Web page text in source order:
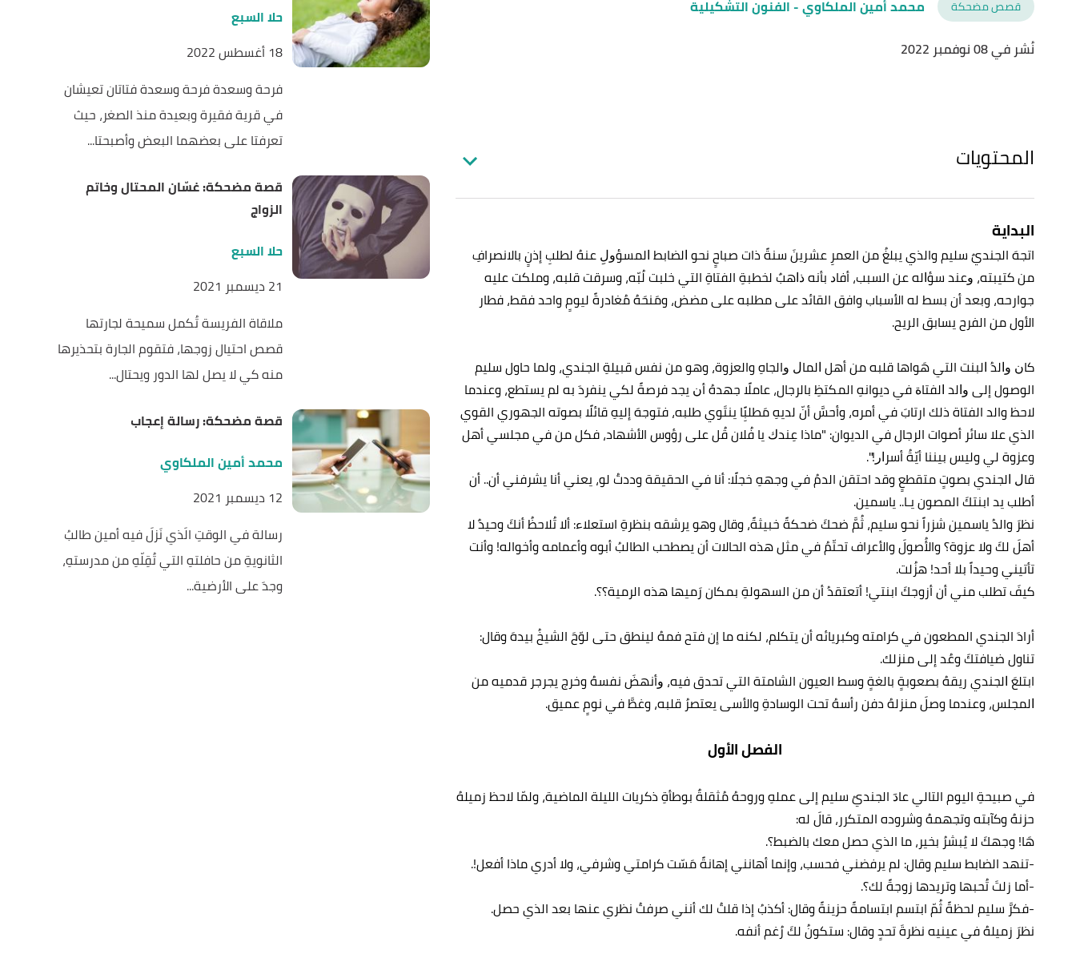
قصص مضحكة محمد أمين الملكاوي- الفنون التشكيلية
نُشر في 08 نوفمبر 2022
المحتويات
البداية
اتجهَ الجنديٌ سليم والذي يبلغُ من العمرِ عشرينَ ﺳﻨﺔً ذات صباحٍ نحو ﺍلضابط ﺍﻟﻤﺴﺆﻭﻝِ عنهُ لطلبِ إذنٍ بالانصرافِ
من كتيبته، ﻭﻋﻨﺪ ﺳﺆﺍﻟﻪ ﻋﻦ السبب، أﻓﺎﺩ بأﻧﻪ ﺫﺍﻫﺐٌ لخطبةِ الفتاةِ التي خلبت لُبّه، وسرقت قلبه، وملكت عليه
جوارحه، وبعد أن بسط له الأسباب وافق القائد على مطلبه على مضض، ومَنحَهُ مُغادرةً ليومٍ واحد فقط، فطار
الأول من الفرح يسابق الريح.
ﻛﺎﻥ ﻭﺍﻟﺪُ ﺍﻟﺒﻨﺖ التي هَواها قلبه ﻣﻦ أﻫﻞ ﺍﻟﻤﺎﻝ ﻭالجاهِ والعزوة، وهو ﻣﻦ نفس قبيلةِ الجندي، ولما حاول سليم
الوصول إﻟﻰ ﻭﺍﻟﺪ ﺍﻟﻔﺘﺎﺓ في ديوانهِ المكتظِ بالرجال، عاملًا جهدهُ أﻥ ﻳﺠﺪ ﻓﺮﺻﺔً لكي ينفردَ به لم يستطع، وعندما
لاحظ والد الفتاة ذلك ارتابَ في أمره، وأحسَّ أنّ لديهِ مَطلبًِا ينتَوي طلبه، فتوجهَ إليهِ قائلًا بصوته الجهوري القوي
الذي علا سائر أصوات الرجال في الديوان: "ماذا ﻋِﻨﺪﻙ يا فُلان قُل على رؤوس الأشهاد، فكل من في مجلسي أهل
وعزوة لي وليس بيننا أيّةُ أﺳﺮﺍﺭ!".
ﻗﺎﻝ ﺍلجندي بصوتٍ متقطعٍ وقد احتقن الدمُ في وجههِ خجلًا: أنا في الحقيقة وددتُ لو، يعني أنا يشرفني أن.. أن
أطلب ﻳﺪ اﺑﻨﺘﻚَ المصون يـا.. ياسمين.
نظرَ والدُ ياسمين شزراً نحو سليم، ثُمَّ ضحكَ ضحكةً خبيثةً، وقال وهو يرشقه بنظرةِ استعلاء: ألا تُلاحظُ أنكَ وحيدٌ لا
أهلَ لكَ ولا عزوة؟ والأُصولَ والأعراف تحتّمُ في مثل هذه الحالات أن يصطحب الطالبُ أبوه وأعمامه وأخواله! وأنت
تأتيني وحيداً بلا أحد! هزُلت.
كيفَ تطلب مني أن أزوجكَ ابنتي! أتعتقدُ أن من السهولةِ بمكان رَميها هذه الرمية؟؟.
أرادَ الجندي المطعون في كرامته وكبريائه أن يتكلم، لكنه ما إن فتح فمهُ لينطق حتى لوّحَ الشيخُ بيدهَ وقال:
تناول ضيافتكَ وعُد إلى منزلك.
ابتلعَ ﺍلجندي ريقهُ بصعوبةٍ بالغةٍ وسط العيون الشامتة التي تحدق فيه، ﻭأنهضَ نفسهُ وخرج يجرجر قدميه من
ﺍلمجلس، وعندما وصلَ منزلهُ دفن رأسهُ تحت الوسادةِ والأسى يعتصرُ قلبه، وغطَّ في نومٍ عميق.
الفصل الأول
في صبيحةِ اليوم التالي ﻋﺎﺩَ الجنديُ سليم إﻟﻰ ﻋﻤﻠﻪِ وروحهُ مُثقلةٌ بوطأةِ ذكريات الليلة الماضية، ولمّا ﻻ‌ﺣﻆ زميلهُ
حزنهُ وكآبته وتجهمهُ وشروده المتكرر، قالَ له:
هَا! وجهكَ لا يُبشرُ بخير، ما الذي حصل معك بالضبط؟.
-تنهد الضابط سليم وقال: لم يرفضني فحسب، وإنما أهانني إهانةً مَسّت كرامتي وشرفي، ولا أدري ماذا أفعل!.
-أما زلتَ تُحبها وتريدها زوجةً لك؟.
-فكرَّ سليم لحظةً ثُمّ ابتسم ابتسامةً حزينةً وقال: أكذبُ إذا قلتُ لك أنني صرفتُ نظري عنها بعد الذي حصل.
نظرَ زميلهُ في عينيه نظرةَ تحدٍ وقال: ستكونُ لكَ رُغم أنفه.
حلا السبع
18 أغسطس 2022
فرحة وسعدة فرحة وسعدة فتاتان تعيشان
في قرية فقيرة وبعيدة منذ الصغر، حيث
تعرفتا على بعضهما البعض وأصبحتا...
قصة مضحكة: غسّان المحتال وخاتم
الزواج
حلا السبع
21 ديسمبر 2021
ملاقاة الفريسة تُكمل سميحة لجارتها
قصص احتيال زوجها، فتقوم الجارة بتحذيرها
منه كي لا يصل لها الدور ويحتال...
قصة مضحكة: رسالة إعجاب
محمد أمين الملكاوي
12 ديسمبر 2021
رسالة في الوقتِ الَذي نَزلَ فيه أمين طالبُ
الثانويةِ من حافلتهِ التي تُقِلّهِ من مدرستهِ،
وجدَ على الأرضية...